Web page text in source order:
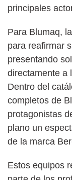
principales
Para Blumaq,
para reafirmar
presentando
directamente a
Dentro del
completos de
protagonistas
plano un
de la marca
Estos equipos